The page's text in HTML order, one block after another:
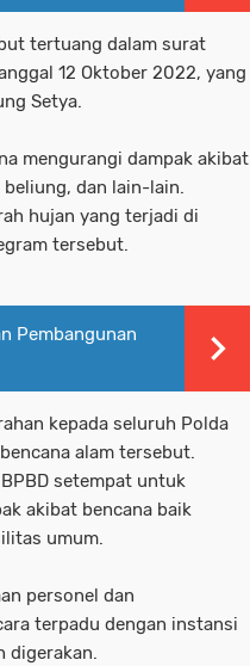
tertuang dalam surat
12 Oktober 2022, yang
Setya.
mengurangi dampak akibat
dan lain-lain.
hujan yang terjadi di
tersebut.
Pembangunan
kepada seluruh Polda
alam tersebut.
setempat untuk
akibat bencana baik
umum.
personel dan
terpadu dengan instansi
digerakan.